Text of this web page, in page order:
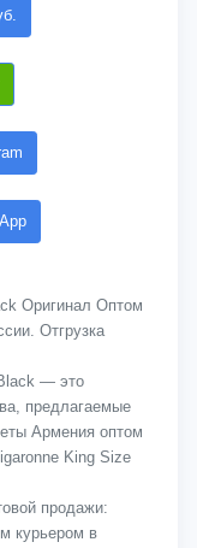
Оригинал Оптом
Отгрузка
— это
предлагаемые
Армения оптом
King Size
продажи:
курьером в